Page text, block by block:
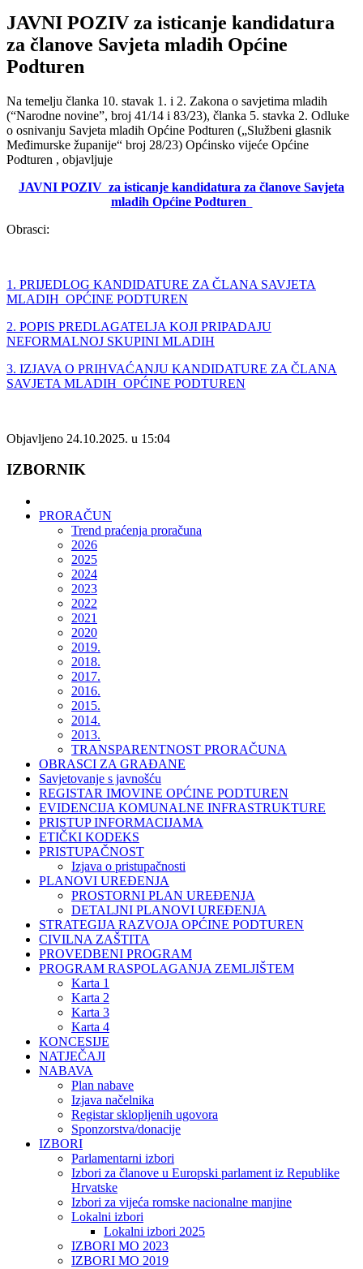
JAVNI POZIV za isticanje kandidatura
za članove Savjeta mladih Općine
Podturen
Na temelju članka 10. stavak 1. i 2. Zakona o savjetima mladih
(“Narodne novine”, broj 41/14 i 83/23), članka 5. stavka 2. Odluke
o osnivanju Savjeta mladih Općine Podturen („Službeni glasnik
Međimurske županije“ broj 28/23) Općinsko vijeće Općine
Podturen , objavljuje
JAVNI POZIV za isticanje kandidatura za članove Savjeta
mladih Općine Podturen
Obrasci:
1. PRIJEDLOG KANDIDATURE ZA ČLANA SAVJETA
MLADIH OPĆINE PODTUREN
2. POPIS PREDLAGATELJA KOJI PRIPADAJU
NEFORMALNOJ SKUPINI MLADIH
3. IZJAVA O PRIHVAĆANJU KANDIDATURE ZA ČLANA
SAVJETA MLADIH OPĆINE PODTUREN
Objavljeno 24.10.2025. u 15:04
IZBORNIK
PRORAČUN
Trend praćenja proračuna
2026
2025
2024
2023
2022
2021
2020
2019.
2018.
2017.
2016.
2015.
2014.
2013.
TRANSPARENTNOST PRORAČUNA
OBRASCI ZA GRAĐANE
Savjetovanje s javnošću
REGISTAR IMOVINE OPĆINE PODTUREN
EVIDENCIJA KOMUNALNE INFRASTRUKTURE
PRISTUP INFORMACIJAMA
ETIČKI KODEKS
PRISTUPAČNOST
Izjava o pristupačnosti
PLANOVI UREĐENJA
PROSTORNI PLAN UREĐENJA
DETALJNI PLANOVI UREĐENJA
STRATEGIJA RAZVOJA OPĆINE PODTUREN
CIVILNA ZAŠTITA
PROVEDBENI PROGRAM
PROGRAM RASPOLAGANJA ZEMLJIŠTEM
Karta 1
Karta 2
Karta 3
Karta 4
KONCESIJE
NATJEČAJI
NABAVA
Plan nabave
Izjava načelnika
Registar sklopljenih ugovora
Sponzorstva/donacije
IZBORI
Parlamentarni izbori
Izbori za članove u Europski parlament iz Republike
Hrvatske
Izbori za vijeća romske nacionalne manjine
Lokalni izbori
Lokalni izbori 2025
IZBORI MO 2023
IZBORI MO 2019